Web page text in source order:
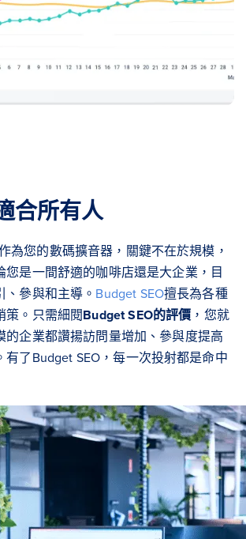
合所有人
為您的數碼擴音器，關鍵不在於規模，
您是一間舒適的咖啡店還是大企業，目
參與和主導。 Budget SEO擅長為各種
策。只需細閱Budget SEO的評價，您就
的企業都讚揚訪問量增加、參與度提高
有了Budget SEO，每一次投射都是命中